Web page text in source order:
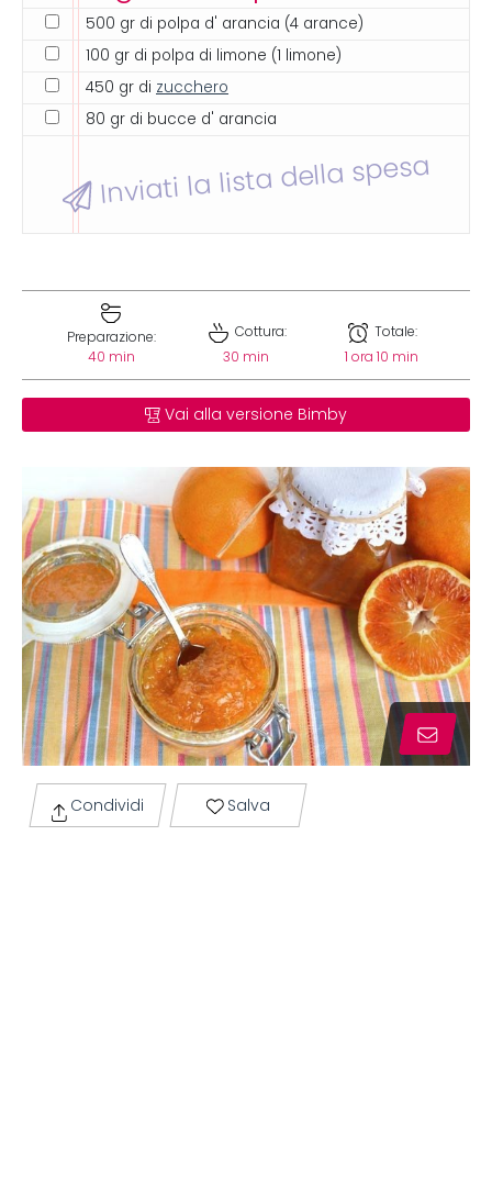
500 gr di polpa d' arancia (4 arance)
100 gr di polpa di limone (1 limone)
450 gr di zucchero
80 gr di bucce d' arancia
Inviati la lista della spesa
Preparazione:
40 min
Cottura:
30 min
Totale:
1 ora 10 min
Vai alla versione Bimby
Condividi Salva